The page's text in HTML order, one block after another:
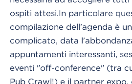
ospiti attesi.In particolare
compilazione dell'agenda è
complicato, data
appuntamenti interessanti,
eventi "off-conference" (tra
Pub Crawl!) e il partner expo,